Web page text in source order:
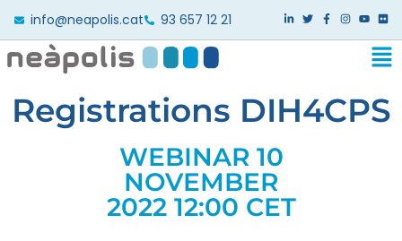
info@neapolis.cat 93 657 12 21
Registrations DIH4CPS
WEBINAR 10
NOVEMBER
2022 12:00 CET